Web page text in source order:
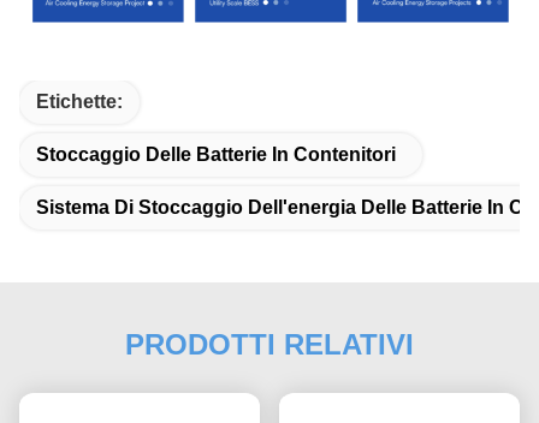
Etichette:
Stoccaggio Delle Batterie In Contenitori
Sistema Di Stoccaggio Dell'energia Delle Batterie In
PRODOTTI RELATIVI